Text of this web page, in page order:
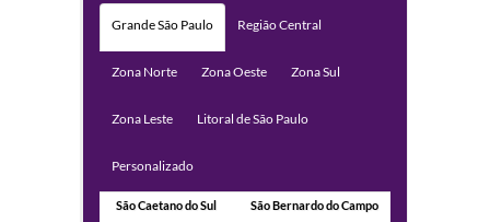
Grande São Paulo Região Central
Zona Norte Zona Oeste Zona Sul
Zona Leste Litoral de São Paulo
Personalizado
São Caetano do Sul
São Bernardo do Campo